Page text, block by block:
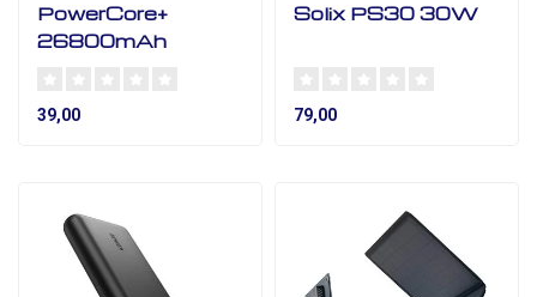
PowerCore+
26800mAh
39,00
Solix PS30 30W
79,00